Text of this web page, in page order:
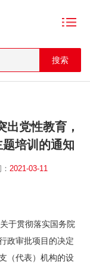
出党性教育，
培训的通知
2021-03-11
于贯彻落实国务院
政审批项目的决定
（代表）机构的设